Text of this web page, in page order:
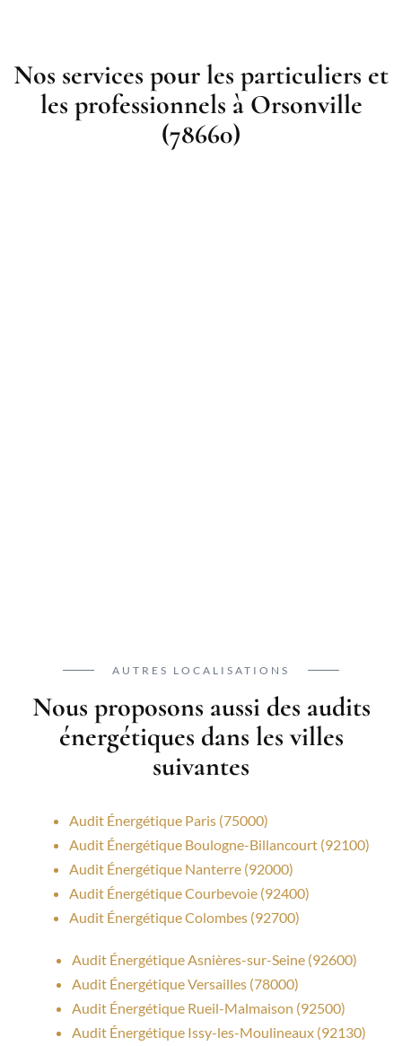
Nos services pour les particuliers et
les professionnels à Orsonville
(78660)
AUTRES LOCALISATIONS
Nous proposons aussi des audits
énergétiques dans les villes
suivantes
Audit Énergétique Paris (75000)
Audit Énergétique Boulogne-Billancourt (92100)
Audit Énergétique Nanterre (92000)
Audit Énergétique Courbevoie (92400)
Audit Énergétique Colombes (92700)
Audit Énergétique Asnières-sur-Seine (92600)
Audit Énergétique Versailles (78000)
Audit Énergétique Rueil-Malmaison (92500)
Audit Énergétique Issy-les-Moulineaux (92130)